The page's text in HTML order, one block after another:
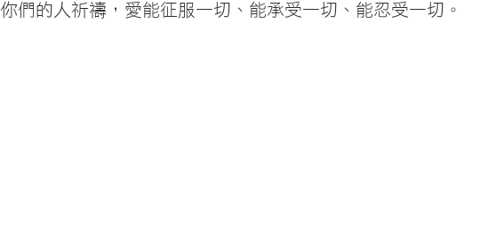
你們的人祈禱，愛能征服一切、能承受一切、能忍受一切。